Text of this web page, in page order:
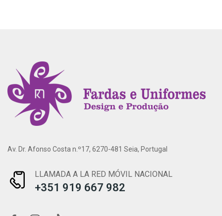
Av. Dr. Afonso Costa n.º17, 6270-481 Seia, Portugal
LLAMADA A LA RED MÓVIL NACIONAL
+351 919 667 982